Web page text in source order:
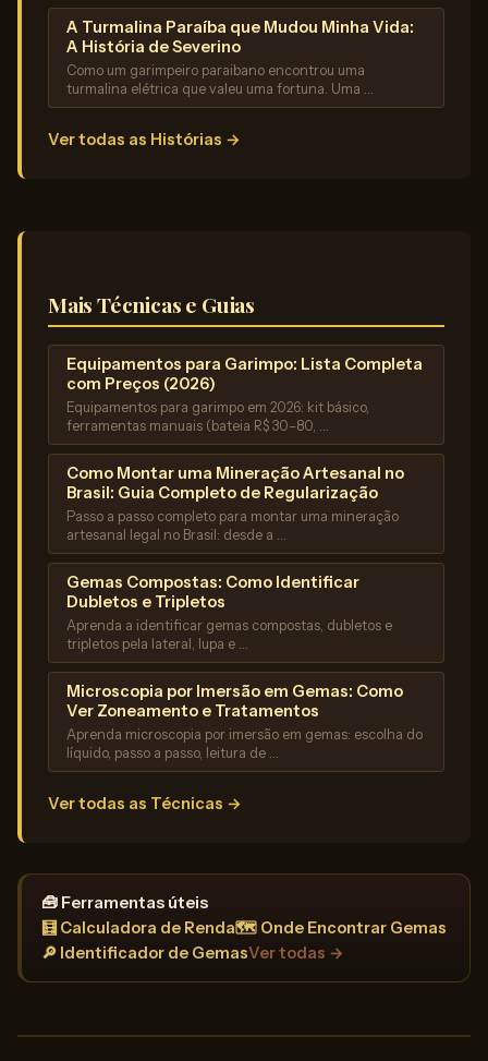
A Turmalina Paraíba que Mudou Minha Vida:
A História de Severino
Como um garimpeiro paraibano encontrou uma
turmalina elétrica que valeu uma fortuna. Uma …
Ver todas as Histórias →
Mais Técnicas e Guias
Equipamentos para Garimpo: Lista Completa
com Preços (2026)
Equipamentos para garimpo em 2026: kit básico,
ferramentas manuais (bateia R$ 30–80, …
Como Montar uma Mineração Artesanal no
Brasil: Guia Completo de Regularização
Passo a passo completo para montar uma mineração
artesanal legal no Brasil: desde a …
Gemas Compostas: Como Identificar
Dubletos e Tripletos
Aprenda a identificar gemas compostas, dubletos e
tripletos pela lateral, lupa e …
Microscopia por Imersão em Gemas: Como
Ver Zoneamento e Tratamentos
Aprenda microscopia por imersão em gemas: escolha do
líquido, passo a passo, leitura de …
Ver todas as Técnicas →
🧰 Ferramentas úteis
🧮 Calculadora de Renda🗺️ Onde Encontrar Gemas
🔎 Identificador de GemasVer todas →